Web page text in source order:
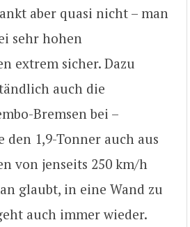
aber quasi nicht – man
sehr hohen
extrem sicher. Dazu
auch die
Bremsen bei –
den 1,9-Tonner auch aus
von jenseits 250 km/h
glaubt, in eine Wand zu
auch immer wieder.